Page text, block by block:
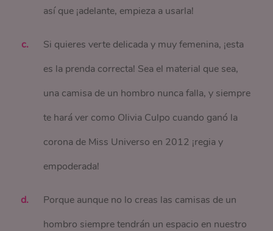
así que ¡adelante, empieza a usarla!
Si quieres verte delicada y muy femenina, ¡esta
es la prenda correcta! Sea el material que sea,
una camisa de un hombro nunca falla, y siempre
te hará ver como Olivia Culpo cuando ganó la
corona de Miss Universo en 2012 ¡regia y
empoderada!
Porque aunque no lo creas las camisas de un
hombro siempre tendrán un espacio en nuestro